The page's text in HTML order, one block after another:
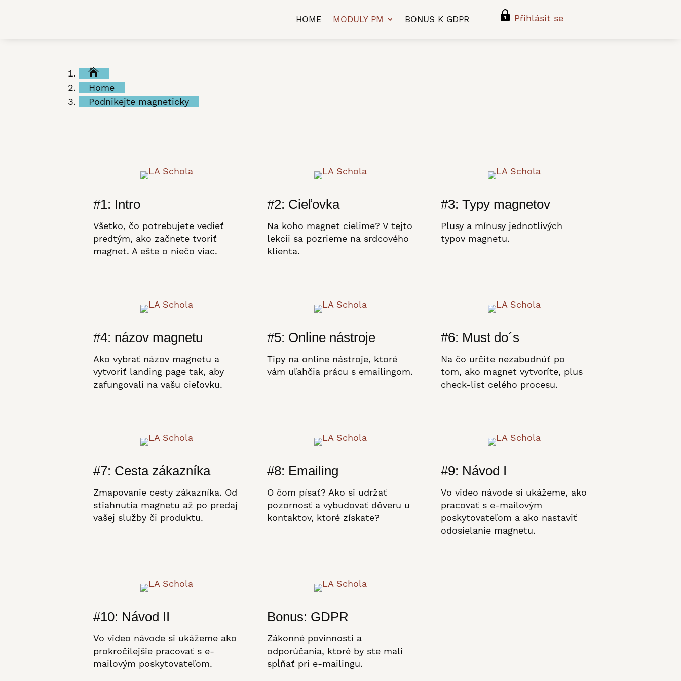
HOME MODULY PM BONUS K GDPR Přihlásit se

Home
Podnikejte magneticky
#1: Intro
Všetko, čo potrebujete vedieť
predtým, ako začnete tvoriť
magnet. A ešte o niečo viac.
#2: Cieľovka
Na koho magnet cielime? V tejto
lekcii sa pozrieme na srdcového
klienta.
#3: Typy magnetov
Plusy a mínusy jednotlivých
typov magnetu.
#4: názov magnetu
Ako vybrať názov magnetu a
vytvoriť landing page tak, aby
zafungovali na vašu cieľovku.
#5: Online nástroje
Tipy na online nástroje, ktoré
vám uľahčia prácu s emailingom.
#6: Must do´s
Na čo určite nezabudnúť po
tom, ako magnet vytvoríte, plus
check-list celého procesu.
#7: Cesta zákazníka
Zmapovanie cesty zákazníka. Od
stiahnutia magnetu až po predaj
vašej služby či produktu.
#8: Emailing
O čom písať? Ako si udržať
pozornosť a vybudovať dôveru u
kontaktov, ktoré získate?
#9: Návod I
Vo video návode si ukážeme, ako
pracovať s e-mailovým
poskytovateľom a ako nastaviť
odosielanie magnetu.
#10: Návod II
Vo video návode si ukážeme ako
prokročilejšie pracovať s e-
mailovým poskytovateľom.
Bonus: GDPR
Zákonné povinnosti a
odporúčania, ktoré by ste mali
spĺňať pri e-mailingu.